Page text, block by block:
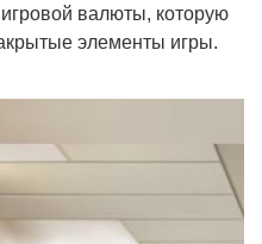
валюты, которую
элементы игры.